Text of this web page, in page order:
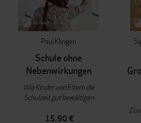
Paul Klingen
Schule ohne
Nebenwirkungen
Wie Kinder und Eltern die
Schulzeit gut bewältigen
15,90 €